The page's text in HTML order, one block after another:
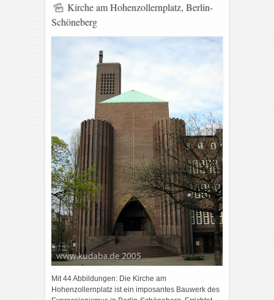
Kirche am Hohenzollernplatz, Berlin-
Schöneberg
Mit 44 Abbildungen: Die Kirche am
Hohenzollernplatz ist ein imposantes Bauwerk des